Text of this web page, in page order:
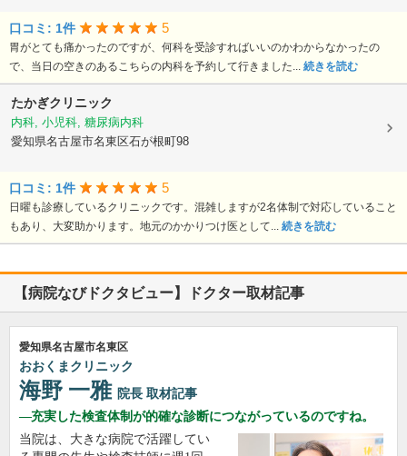
口コミ: 1件 5
胃がとても痛かったのですが、何科を受診すればいいのかわからなかったの
で、当日の空きのあるこちらの内科を予約して行きました... 続きを読む
たかぎクリニック
内科, 小児科, 糖尿病内科
愛知県名古屋市名東区石が根町98
口コミ: 1件 5
日曜も診療しているクリニックです。混雑しますが2名体制で対応していること
もあり、大変助かります。地元のかかりつけ医として... 続きを読む
【病院なびドクタビュー】ドクター取材記事
愛知県名古屋市名東区
おおくまクリニック
海野 一雅 院長 取材記事
充実した検査体制が的確な診断につながっているのですね。
当院は、大きな病院で活躍してい